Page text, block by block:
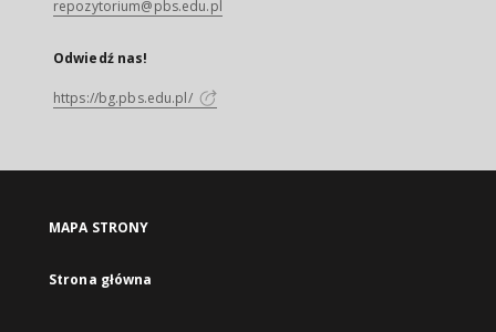
repozytorium@pbs.edu.pl
Odwiedź nas!
https://bg.pbs.edu.pl/
MAPA STRONY
Strona główna